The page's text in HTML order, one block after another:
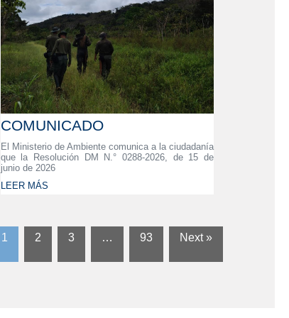
COMUNICADO
El Ministerio de Ambiente comunica a la ciudadanía
que la Resolución DM N.° 0288-2026, de 15 de
junio de 2026
LEER MÁS
1 2 3 … 93 Next »